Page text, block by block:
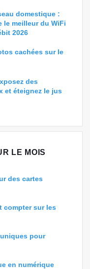
domestique :
le meilleur du WiFi
2026
cachées sur le
des
et éteignez le jus
LE MOIS
des cartes
compter sur les
pour
en numérique